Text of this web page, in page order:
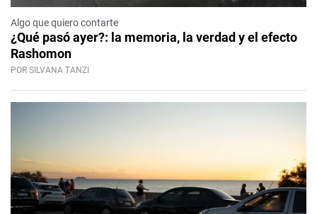
Algo que quiero contarte
¿Qué pasó ayer?: la memoria, la verdad y el efecto
Rashomon
POR SILVANA TANZI